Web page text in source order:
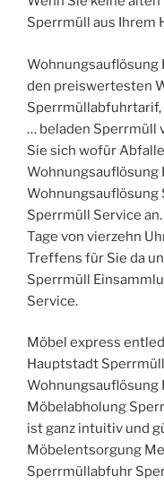
Sperrmüll aus Ihrem
den preiswertesten
… beladen Sperrmüll
Sie sich wofür
Wohnungsauflösung
Sperrmüll Service
Tage von vierzehn
Treffens für Sie da
Sperrmüll
Service.
Möbel express
Hauptstadt
Möbelabholung
ist ganz intuitiv und
Möbelentsorgung
Sperrmüllabfuhr